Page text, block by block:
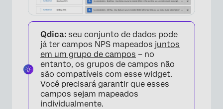
Qdica: seu conjunto de dados pode
já ter campos NPS mapeados juntos
em um grupo de campos – no
entanto, os grupos de campos não
são compatíveis com esse widget.
Você precisará garantir que esses
campos sejam mapeados
individualmente.